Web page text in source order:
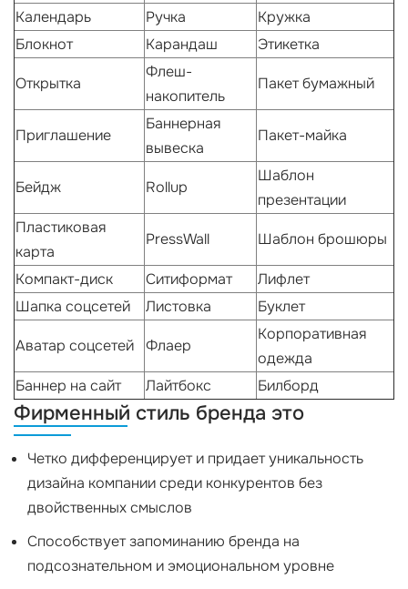
Календарь
Ручка
Кружка
Блокнот
Карандаш Этикетка
Открытка
Флеш-
накопитель
Пакет бумажный
Приглашение
Баннерная
вывеска
Пакет-майка
Бейдж Rollup
Шаблон
презентации
Пластиковая
карта
PressWall Шаблон брошюры
Компакт-диск Ситиформат
Лифлет
Шапка соцсетей
Листовка Буклет
Аватар соцсетей Флаер
Корпоративная
одежда
Баннер на сайт
Лайтбокс Билборд
Фирменный стиль бренда это
Четко дифференцирует и придает уникальность
дизайна компании среди конкурентов без
двойственных смыслов
Способствует запоминанию бренда на
подсознательном и эмоциональном уровне